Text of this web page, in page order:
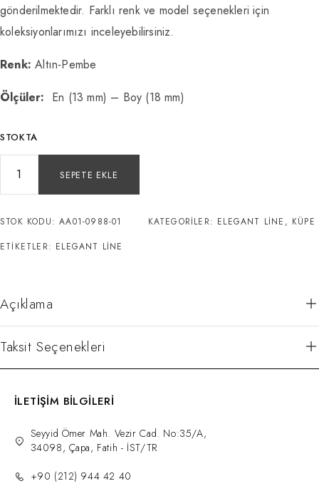
gönderilmektedir. Farklı renk ve model seçenekleri için
koleksiyonlarımızı inceleyebilirsiniz.
Renk: Altın-Pembe
Ölçüler: En (13 mm) – Boy (18 mm)
STOKTA
SEPETE EKLE
STOK KODU:AA01-0988-01 KATEGORILER: ELEGANT LINE , KÜPE
ETIKETLER: ELEGANT LINE
Açıklama
Taksit Seçenekleri
İLETİŞİM BİLGİLERİ
Seyyid Ömer Mah. Vezir Cad. No:35/A,
34098, Çapa, Fatih - İST/TR
+90 (212) 944 42 40